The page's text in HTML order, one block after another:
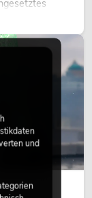
Szenen
und